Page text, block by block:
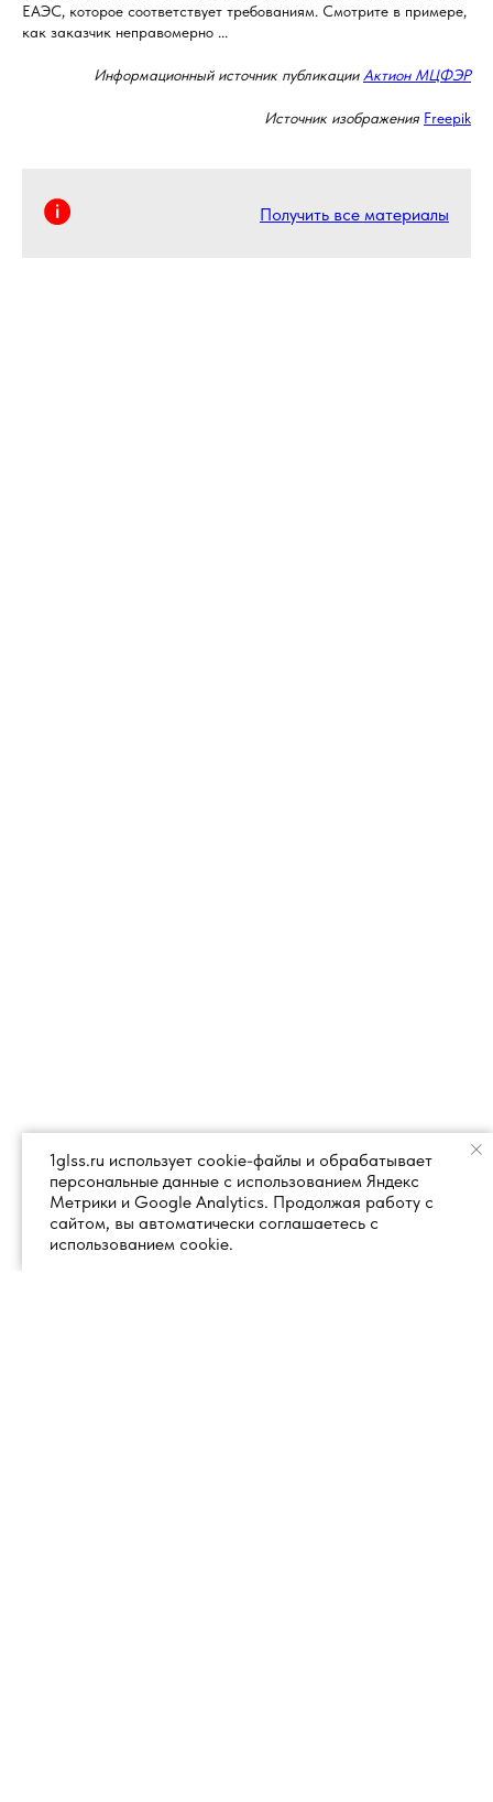
ЕАЭС, которое соответствует требованиям. Смотрите в примере,
как заказчик неправомерно ...
Информационный источник публикации Актион МЦФЭР
Источник изображения Freepik
Получить все материалы
1glss.ru использует cookie-файлы и обрабатывает
персональные данные с использованием Яндекс
Метрики и Google Analytics. Продолжая работу с
сайтом, вы автоматически соглашаетесь с
использованием cookie.